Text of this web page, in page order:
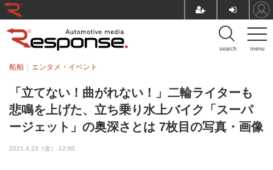
menu
search
「立てない！曲がれない！」二輪ライターも
悲鳴を上げた、立ち乗り水上バイク「スーパ
ージェット」の奥深さとは 7枚目の写真・画像
船舶 エンタメ・イベント
2021.4.23（金） 12:00